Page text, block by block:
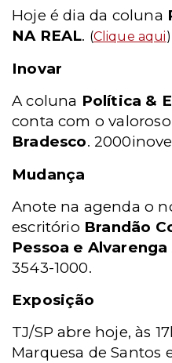
Hoje é dia da coluna
NA REAL. (Clique aqui)
Inovar
A coluna Política &
conta com o
Bradesco. 2000inove
Mudança
Anote na agenda o
escritório Brandão
Pessoa e
3543-1000.
Exposição
TJ/SP abre hoje, às
Marquesa de Santos